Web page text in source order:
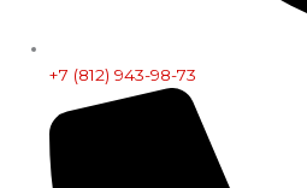
+7 (812) 943-98-73